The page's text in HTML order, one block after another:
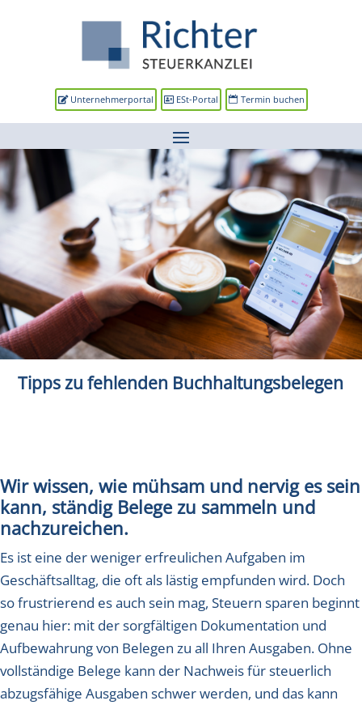
Unternehmerportal ESt-Portal Termin buchen
Tipps zu fehlenden Buchhaltungsbelegen
Wir wissen, wie mühsam und nervig es sein
kann, ständig Belege zu sammeln und
nachzureichen.
Es ist eine der weniger erfreulichen Aufgaben im
Geschäftsalltag, die oft als lästig empfunden wird. Doch
so frustrierend es auch sein mag, Steuern sparen beginnt
genau hier: mit der sorgfältigen Dokumentation und
Aufbewahrung von Belegen zu all Ihren Ausgaben. Ohne
vollständige Belege kann der Nachweis für steuerlich
abzugsfähige Ausgaben schwer werden, und das kann